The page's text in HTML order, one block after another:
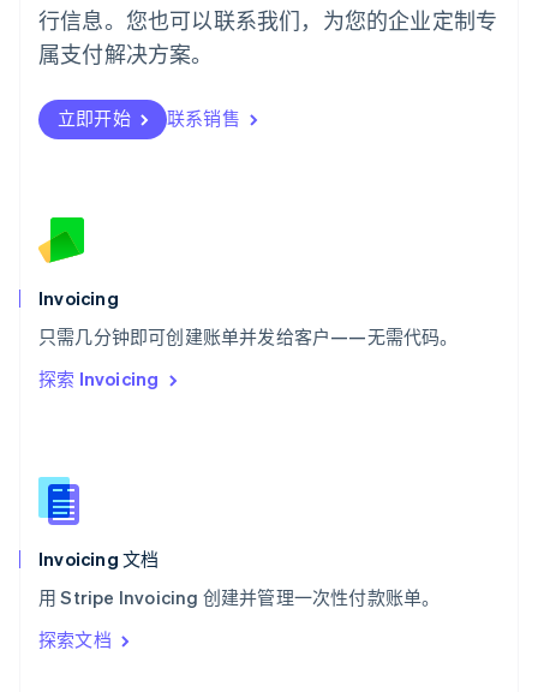
行信息。您也可以联系我们，为您的企业定制专
属支付解决方案。
立即开始 联系销售
Invoicing
只需几分钟即可创建账单并发给客户——无需代码。
探索 Invoicing
Invoicing 文档
用 Stripe Invoicing 创建并管理一次性付款账单。
探索文档
日本語 English
瑞典
SvenskaEnglish
Deutsch FrançaisItaliano English
塞浦路斯
English
ไทยEnglish
希腊
English
西班牙
新西兰
English
匈牙利
English
ItalianoEnglish
印度
English